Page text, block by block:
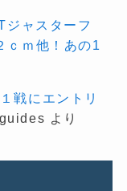
ジャスターフ
ｃｍ他！あの1
戦にエントリ
より